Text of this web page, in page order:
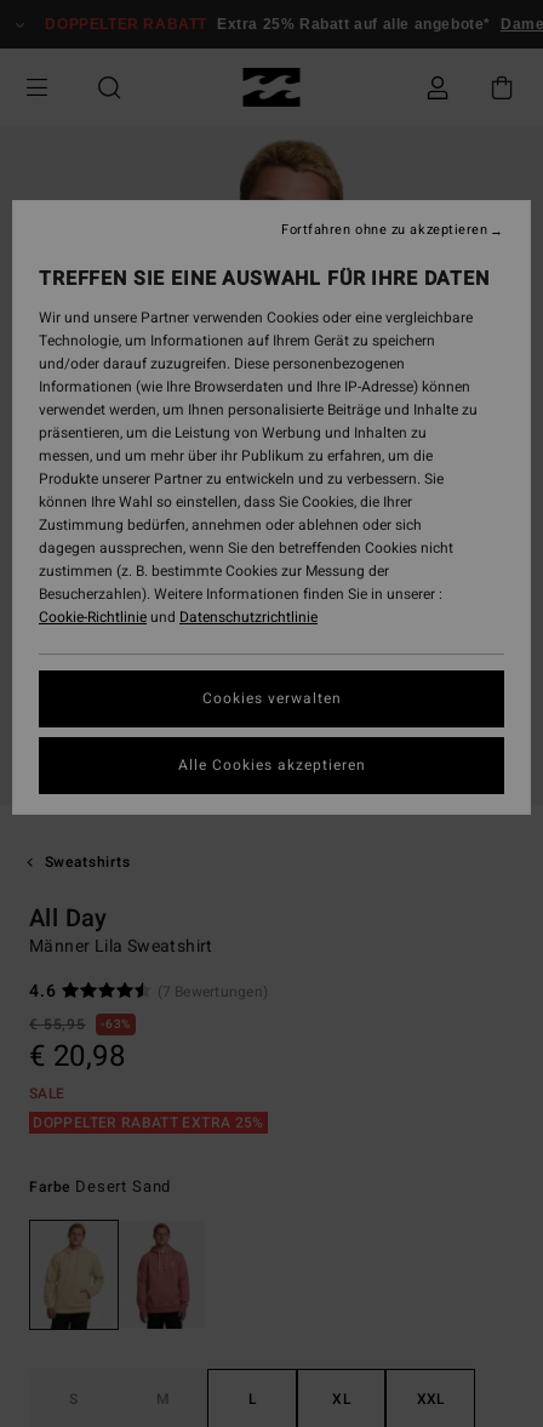
zur
springen
DOPPELTER RABATT Extra 25% Rabatt auf alle angebote*
Sweatshirts
All Day
Männer Lila Sweatshirt
4.6
(7 Bewertungen)
€ 55,95
63%
€ 20,98
SALE
DOPPELTER RABATT EXTRA 25%
Farbe Desert Sand
S M L XL XXL
TREFFEN SIE EINE AUSWAHL FÜR IHRE DATEN
Wir und unsere Partner verwenden Cookies oder eine vergleichbare
Technologie, um Informationen auf Ihrem Gerät zu speichern
und/oder darauf zuzugreifen. Diese personenbezogenen
Informationen (wie Ihre Browserdaten und Ihre IP-Adresse) können
verwendet werden, um Ihnen personalisierte Beiträge und Inhalte zu
präsentieren, um die Leistung von Werbung und Inhalten zu
messen, und um mehr über ihr Publikum zu erfahren, um die
Produkte unserer Partner zu entwickeln und zu verbessern. Sie
können Ihre Wahl so einstellen, dass Sie Cookies, die Ihrer
Zustimmung bedürfen, annehmen oder ablehnen oder sich
dagegen aussprechen, wenn Sie den betreffenden Cookies nicht
zustimmen (z. B. bestimmte Cookies zur Messung der
Besucherzahlen). Weitere Informationen finden Sie in unserer :
Cookie-Richtlinieund Datenschutzrichtlinie
Cookies verwalten
Fortfahren ohne zu akzeptieren
Alle Cookies akzeptieren